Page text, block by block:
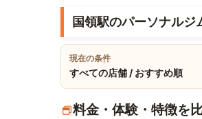
国領駅のパーソナルジ
現在の条件
すべての店舗 / おすすめ順
料金・体験・特徴を